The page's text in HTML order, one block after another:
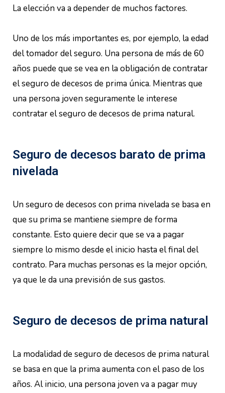
La elección va a depender de muchos factores.
Uno de los más importantes es, por ejemplo, la edad
del tomador del seguro. Una persona de más de 60
años puede que se vea en la obligación de contratar
el seguro de decesos de prima única. Mientras que
una persona joven seguramente le interese
contratar el seguro de decesos de prima natural.
Seguro de decesos barato de prima
nivelada
Un seguro de decesos con prima nivelada se basa en
que su prima se mantiene siempre de forma
constante. Esto quiere decir que se va a pagar
siempre lo mismo desde el inicio hasta el final del
contrato. Para muchas personas es la mejor opción,
ya que le da una previsión de sus gastos.
Seguro de decesos de prima natural
La modalidad de seguro de decesos de prima natural
se basa en que la prima aumenta con el paso de los
años. Al inicio, una persona joven va a pagar muy